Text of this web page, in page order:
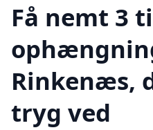
Få nemt 3
Rinkenæs,
tryg ved